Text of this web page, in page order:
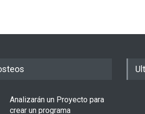
Analizarán un Proyecto para
crear un programa